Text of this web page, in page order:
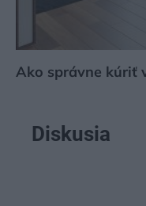
Ako správne kúriť
Diskusia